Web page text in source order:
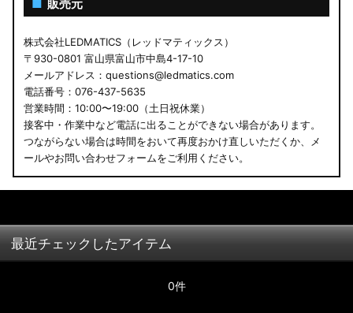
■ 販売元
株式会社LEDMATICS（レッドマティックス）
〒930-0801 富山県富山市中島4-17-10
メールアドレス：questions@ledmatics.com
電話番号：076-437-5635
営業時間：10:00〜19:00（土日祝休業）
接客中・作業中など電話に出ることができない場合があります。
つながらない場合は時間をおいて再度おかけ直しいただくか、メ
ールやお問い合わせフォームをご利用ください。
最近チェックしたアイテム
0件